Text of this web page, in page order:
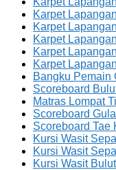
Karpet
Karpet
Karpet
Karpet
Karpet
Bangku Pemain
Scoreboard
Matras Lompat
Scoreboard
Scoreboard Tae
Kursi Wasit
Kursi Wasit
Kursi Wasit